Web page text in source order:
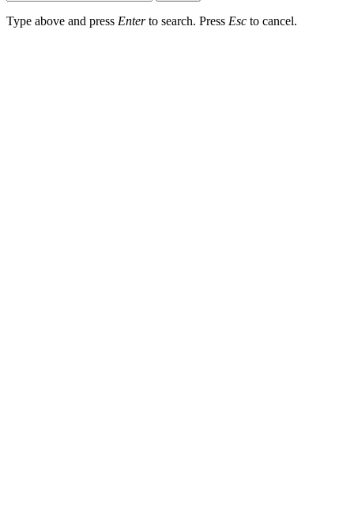
Type above and press Enterto search. Press Esc to cancel.